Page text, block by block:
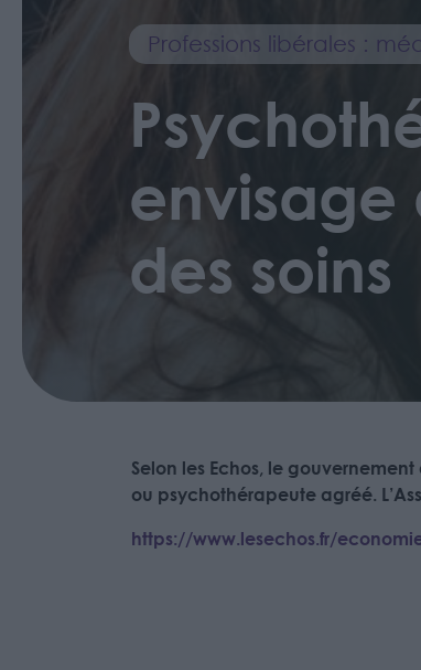
Professions libérales :
envisage
des soins
Selon les Echos, le
ou psychothérapeute agréé.
https://www.lesechos.fr/